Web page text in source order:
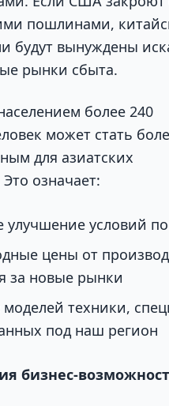
пошлинами,
будут вынуждены
рынки сбыта.
более 240
может стать
для азиатских
означает:
условий
цены от
за новые рынки
техники,
под наш регион
бизнес-